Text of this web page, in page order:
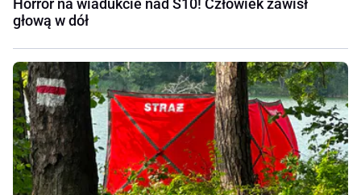
głową w dół